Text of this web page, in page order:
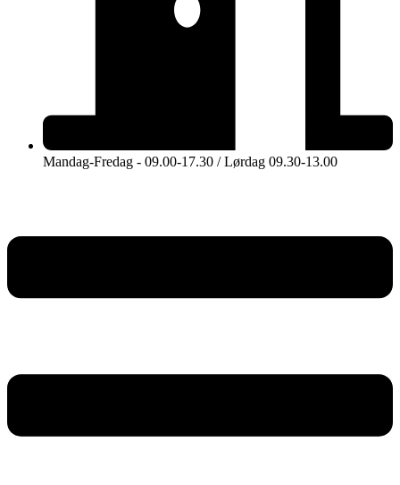
Mandag-Fredag - 09.00-17.30 / Lørdag 09.30-13.00